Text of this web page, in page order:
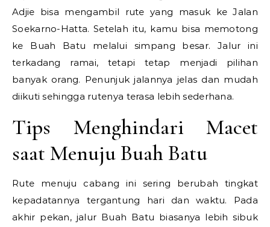
Adjie bisa mengambil rute yang masuk ke Jalan
Soekarno-Hatta. Setelah itu, kamu bisa memotong
ke Buah Batu melalui simpang besar. Jalur ini
terkadang ramai, tetapi tetap menjadi pilihan
banyak orang. Penunjuk jalannya jelas dan mudah
diikuti sehingga rutenya terasa lebih sederhana.
Tips Menghindari Macet
saat Menuju Buah Batu
Rute menuju cabang ini sering berubah tingkat
kepadatannya tergantung hari dan waktu. Pada
akhir pekan, jalur Buah Batu biasanya lebih sibuk